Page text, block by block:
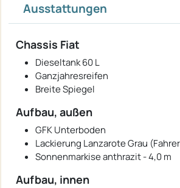
Ausstattungen
Chassis Fiat
Dieseltank 60 L
Ganzjahresreifen
Breite Spiegel
Aufbau, außen
GFK Unterboden
Lackierung Lanzarote Grau
Sonnenmarkise anthrazit - 4,0 m
Aufbau, innen